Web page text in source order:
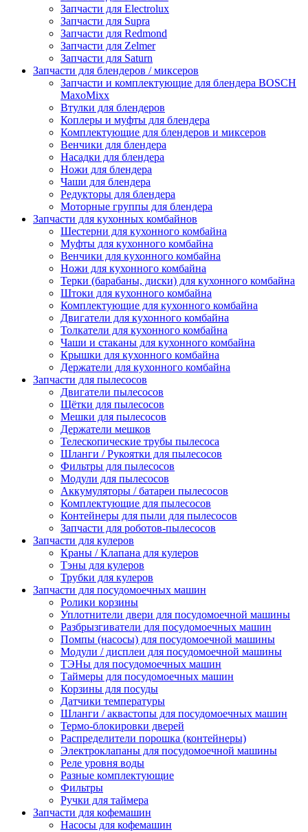
Запчасти для Electrolux
Запчасти для Supra
Запчасти для Redmond
Запчасти для Zelmer
Запчасти для Saturn
Запчасти для блендеров / миксеров
Запчасти и комплектующие для блендера BOSCH
MaxoMixx
Втулки для блендеров
Коплеры и муфты для блендера
Комплектующие для блендеров и миксеров
Венчики для блендера
Насадки для блендера
Ножи для блендера
Чаши для блендера
Редукторы для блендера
Моторные группы для блендера
Запчасти для кухонных комбайнов
Шестерни для кухонного комбайна
Муфты для кухонного комбайна
Венчики для кухонного комбайна
Ножи для кухонного комбайна
Терки (барабаны, диски) для кухонного комбайна
Штоки для кухонного комбайна
Комплектующие для кухонного комбайна
Двигатели для кухонного комбайна
Толкатели для кухонного комбайна
Чаши и стаканы для кухонного комбайна
Крышки для кухонного комбайна
Держатели для кухонного комбайна
Запчасти для пылесосов
Двигатели пылесосов
Щётки для пылесосов
Мешки для пылесосов
Держатели мешков
Телескопические трубы пылесоса
Шланги / Рукоятки для пылесосов
Фильтры для пылесосов
Модули для пылесосов
Аккумуляторы / батареи пылесосов
Комплектующие для пылесосов
Контейнеры для пыли для пылесосов
Запчасти для роботов-пылесосов
Запчасти для кулеров
Краны / Клапана для кулеров
Тэны для кулеров
Трубки для кулеров
Запчасти для посудомоечных машин
Ролики корзины
Уплотнители двери для посудомоечной машины
Разбрызгиватели для посудомоечных машин
Помпы (насосы) для посудомоечной машины
Модули / дисплеи для посудомоечной машины
ТЭНы для посудомоечных машин
Таймеры для посудомоечных машин
Корзины для посуды
Датчики температуры
Шланги / аквастопы для посудомоечных машин
Термо-блокировки дверей
Распределители порошка (контейнеры)
Электроклапаны для посудомоечной машины
Реле уровня воды
Разные комплектующие
Фильтры
Ручки для таймера
Запчасти для кофемашин
Насосы для кофемашин